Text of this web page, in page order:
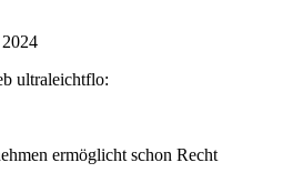
ultraleichtflo:
ermöglicht schon Recht